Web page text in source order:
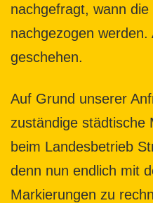
nachgefragt, wann
nachgezogen
geschehen.
Auf Grund unserer
zuständige städtische
beim Landesbetrieb
denn nun endlich mit
Markierungen zu